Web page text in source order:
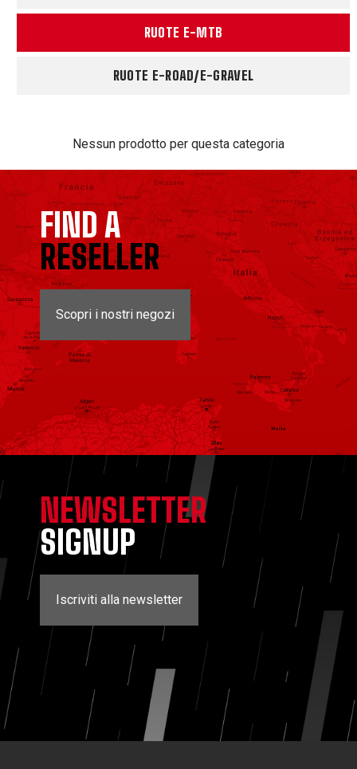
RUOTE E-MTB
RUOTE E-ROAD/E-GRAVEL
Nessun prodotto per questa categoria
FIND A
RESELLER
Scopri i nostri negozi
NEWSLETTER
SIGNUP
Iscriviti alla newsletter